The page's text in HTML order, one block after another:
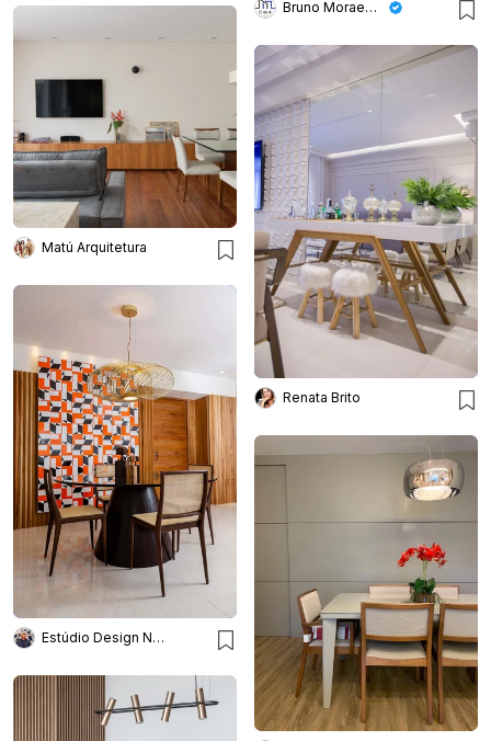
Bruno Moraes Arquitetura
Matú Arquitetura
Renata Brito
Estúdio Design Noel Marinho